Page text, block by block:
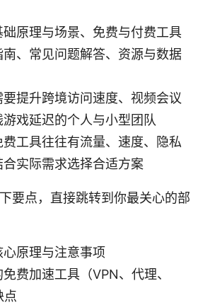
原理与场景、免费与付费工具
、常见问题解答、资源与数据
提升跨境访问速度、视频会议
戏延迟的个人与小型团队
工具往往有流量、速度、隐私
实际需求选择合适方案
要点，直接跳转到你最关心的部
原理与注意事项
费加速工具（VPN、代理、
点